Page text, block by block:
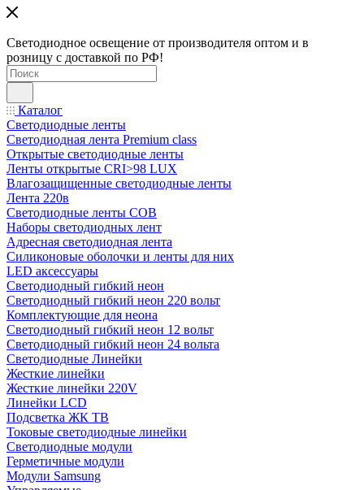
Светодиодное освещение от производителя оптом и в
розницу с доставкой по РФ!
Каталог
Светодиодные ленты
Светодиодная лента Premium class
Открытые светодиодные ленты
Ленты открытые CRI>98 LUX
Влагозащищенные светодиодные ленты
Лента 220в
Светодиодные ленты COB
Наборы светодиодных лент
Адресная светодиодная лента
Силиконовые оболочки и ленты для них
LED аксессуары
Светодиодный гибкий неон
Светодиодный гибкий неон 220 вольт
Комплектующие для неона
Светодиодный гибкий неон 12 вольт
Светодиодный гибкий неон 24 вольта
Светодиодные Линейки
Жесткие линейки
Жесткие линейки 220V
Линейки LCD
Подсветка ЖК ТВ
Токовые светодиодные линейки
Светодиодные модули
Герметичные модули
Модули Samsung